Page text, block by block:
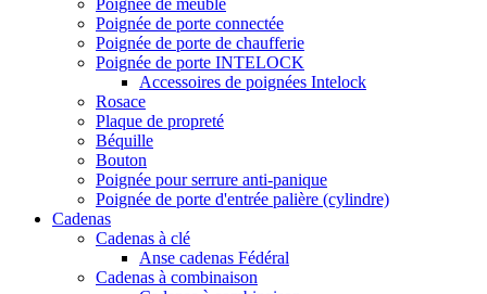
Poignée de meuble
Poignée de porte connectée
Poignée de porte de chaufferie
Poignée de porte INTELOCK
Accessoires de poignées Intelock
Rosace
Plaque de propreté
Béquille
Bouton
Poignée pour serrure anti-panique
Poignée de porte d'entrée palière (cylindre)
Cadenas
Cadenas à clé
Anse cadenas Fédéral
Cadenas à combinaison